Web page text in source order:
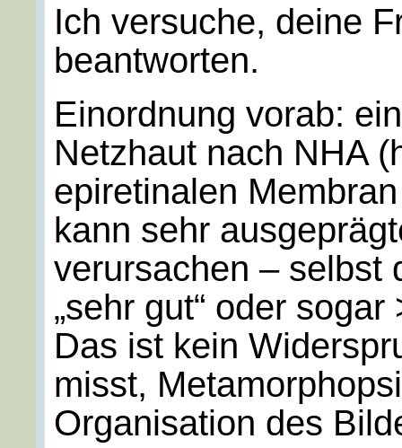
Ich versuche, deine
beantworten.
Einordnung vorab:
Netzhaut nach NHA
epiretinalen
kann sehr
verursachen – selbst
„sehr gut“ oder
Das ist kein
misst,
Organisation des